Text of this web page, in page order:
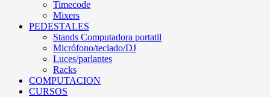
Timecode
Mixers
PEDESTALES
Stands Computadora portatil
Micrófono/teclado/DJ
Luces/parlantes
Racks
COMPUTACION
CURSOS